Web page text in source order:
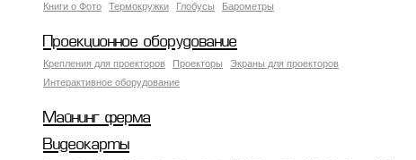
Книги о Фото
Термокружки Глобусы Барометры
Проекционное оборудование
Крепления для проекторов Проекторы
Экраны для проекторов
Интерактивное оборудование
Майнинг ферма
Видеокарты